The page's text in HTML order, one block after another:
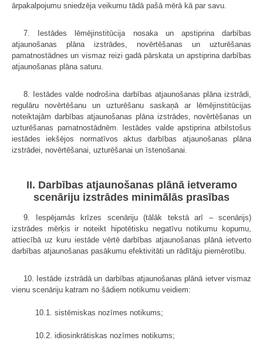
ārpakalpojumu sniedzēja veikumu tādā pašā mērā kā par savu.
7. Iestādes lēmējinstitūcija nosaka un apstiprina darbības
atjaunošanas plāna izstrādes, novērtēšanas un uzturēšanas
pamatnostādnes un vismaz reizi gadā pārskata un apstiprina darbības
atjaunošanas plāna saturu.
8. Iestādes valde nodrošina darbības atjaunošanas plāna izstrādi,
regulāru novērtēšanu un uzturēšanu saskaņā ar lēmējinstitūcijas
noteiktajām darbības atjaunošanas plāna izstrādes, novērtēšanas un
uzturēšanas pamatnostādnēm. Iestādes valde apstiprina atbilstošus
iestādes iekšējos normatīvos aktus darbības atjaunošanas plāna
izstrādei, novērtēšanai, uzturēšanai un īstenošanai.
II. Darbības atjaunošanas plānā ietveramo
scenāriju izstrādes minimālās prasības
9. Iespējamās krīzes scenāriju (tālāk tekstā arī – scenārijs)
izstrādes mērķis ir noteikt hipotētisku negatīvu notikumu kopumu,
attiecībā uz kuru iestāde vērtē darbības atjaunošanas plānā ietverto
darbības atjaunošanas pasākumu efektivitāti un rādītāju piemērotību.
10. Iestāde izstrādā un darbības atjaunošanas plānā ietver vismaz
vienu scenāriju katram no šādiem notikumu veidiem:
10.1. sistēmiskas nozīmes notikums;
10.2. idiosinkrātiskas nozīmes notikums;